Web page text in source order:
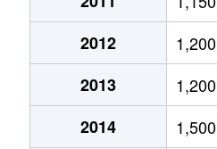
北８条東
2,600万円
北９条東
3,400万円
北１０条東
1,800万円
2012
1,200
2013
1,200
2014
1,500